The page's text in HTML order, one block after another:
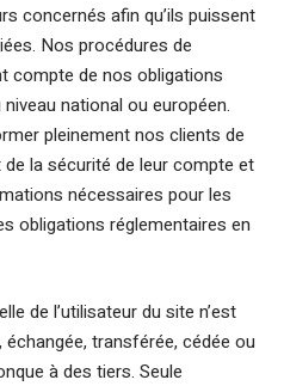
concernés afin qu’ils puissent
Nos procédures de
compte de nos obligations
national ou européen.
pleinement nos clients de
la sécurité de leur compte et
nécessaires pour les
obligations réglementaires en
de l’utilisateur du site n’est
échangée, transférée, cédée ou
à des tiers. Seule